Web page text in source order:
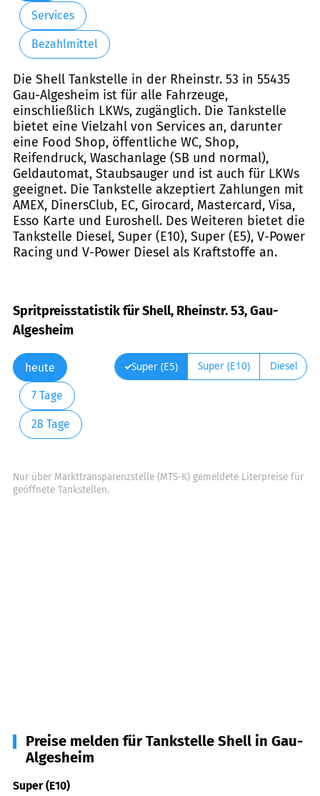
Services
Bezahlmittel
Die Shell Tankstelle in der Rheinstr. 53 in 55435
Gau-Algesheim ist für alle Fahrzeuge,
einschließlich LKWs, zugänglich. Die Tankstelle
bietet eine Vielzahl von Services an, darunter
eine Food Shop, öffentliche WC, Shop,
Reifendruck, Waschanlage (SB und normal),
Geldautomat, Staubsauger und ist auch für LKWs
geeignet. Die Tankstelle akzeptiert Zahlungen mit
AMEX, DinersClub, EC, Girocard, Mastercard, Visa,
Esso Karte und Euroshell. Des Weiteren bietet die
Tankstelle Diesel, Super (E10), Super (E5), V-Power
Racing und V-Power Diesel als Kraftstoffe an.
Spritpreisstatistik für Shell, Rheinstr. 53, Gau-
Algesheim
heute
7 Tage
28 Tage
Super (E5) Super (E10) Diesel
Nur über Markttransparenzstelle (MTS-K) gemeldete Literpreise für
geöffnete Tankstellen.
Preise melden für Tankstelle Shell in Gau-
Algesheim
Super (E10)